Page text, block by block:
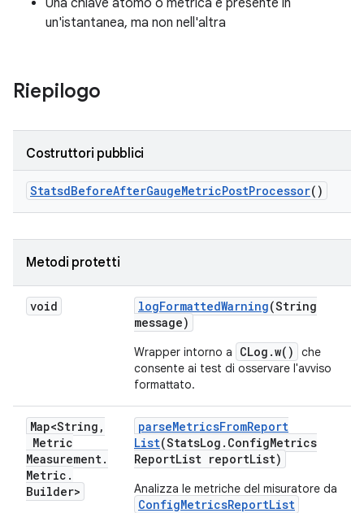
Una chiave atomo o metrica è presente in
un'istantanea, ma non nell'altra
Riepilogo
Costruttori pubblici
StatsdBeforeAfterGaugeMetricPostProcessor()
Metodi protetti
void logFormattedWarning(String
message)
Wrapper intorno a CLog.w()
che
consente ai test di osservare l'avviso
formattato.
Map<String ,
Metric
Measurement.
Metric .
Builder>
parseMetricsFromReport
List(StatsLog . ConfigMetrics
ReportList reportList)
Analizza le metriche del misuratore da
ConfigMetricsReportList